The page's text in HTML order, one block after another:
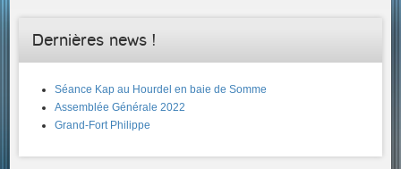
Dernières news !
Séance Kap au Hourdel en baie de Somme
Assemblée Générale 2022
Grand-Fort Philippe